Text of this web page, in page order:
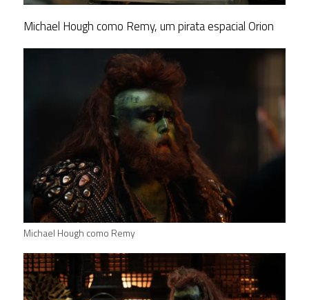
Michael Hough como Remy, um pirata espacial Orion
Michael Hough como Remy